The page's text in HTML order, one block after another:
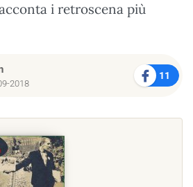
i retroscena più
2018
11